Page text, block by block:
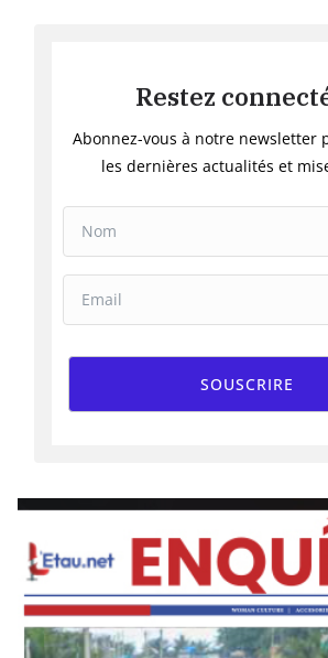
Restez
Abonnez-vous à notre newsletter
les dernières actualités et
SOUSCRIRE